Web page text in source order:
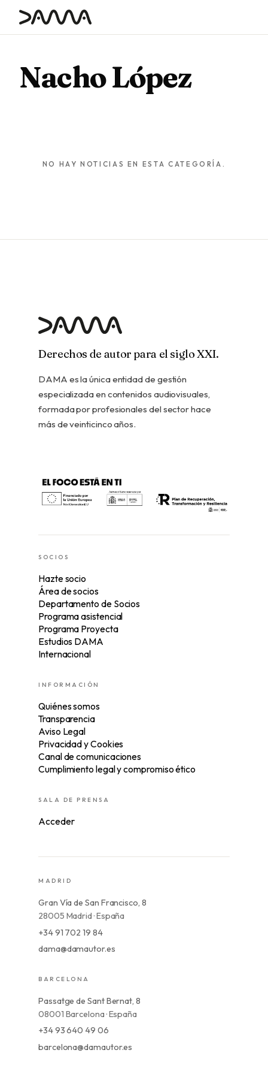
contenido
Nacho López
NO HAY NOTICIAS EN ESTA CATEGORÍA.
Derechos de autor para el siglo XXI.
DAMA es la única entidad de gestión
especializada en contenidos audiovisuales,
formada por profesionales del sector hace
más de veinticinco años.
SOCIOS
Hazte socio
Área de socios
Departamento de Socios
Programa asistencial
Programa Proyecta
Estudios DAMA
Internacional
INFORMACIÓN
Quiénes somos
Transparencia
Aviso Legal
Privacidad y Cookies
Canal de comunicaciones
Cumplimiento legal y compromiso ético
SALA DE PRENSA
Acceder
MADRID
Gran Vía de San Francisco, 8
28005 Madrid · España
+34 91 702 19 84
dama@damautor.es
BARCELONA
Passatge de Sant Bernat, 8
08001 Barcelona · España
+34 93 640 49 06
barcelona@damautor.es